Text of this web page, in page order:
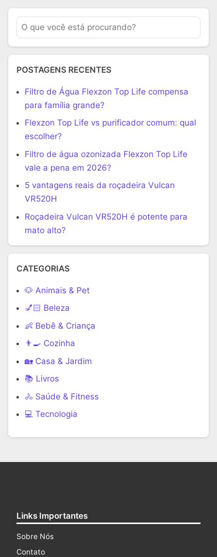
POSTAGENS RECENTES
Filtro de Água Flexzon Top Life compensa
para família grande?
Flexzon Top Life vs purificador comum: qual
escolher?
Filtro de água ozonizada Flexzon Top Life
vale a pena em 2026?
5 vantagens reais da roçadeira Vulcan
VR520H
Roçadeira Vulcan VR520H é potente para
mato alto?
CATEGORIAS
🐶 Animais & Pet
💅🏻 Beleza
👶 Bebê & Criança
👨‍🍳 Cozinha
🏡 Casa & Jardim
📚 Livros
🚴 Saúde & Fitness
‍💻 Tecnologia
Links Importantes
Sobre Nós
Contato